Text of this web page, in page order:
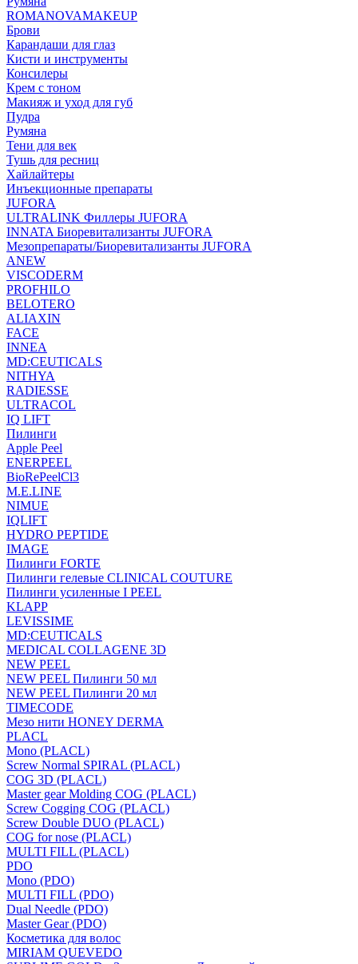
ROMANOVAMAKEUP
Брови
Карандаши для глаз
Кисти и инструменты
Консилеры
Крем с тоном
Макияж и уход для губ
Пудра
Румяна
Тени для век
Тушь для ресниц
Хайлайтеры
Инъекционные препараты
JUFORA
ULTRALINK Филлеры JUFORA
INNATA Биоревитализанты JUFORA
Мезопрепараты/Биоревитализанты JUFORA
ANEW
VISCODERM
PROFHILO
BELOTERO
ALIAXIN
FACE
INNEA
MD:CEUTICALS
NITHYA
RADIESSE
ULTRACOL
IQ LIFT
Пилинги
Apple Peel
ENERPEEL
BioRePeelCl3
M.E.LINE
NIMUE
IQLIFT
HYDRO PEPTIDE
IMAGE
Пилинги FORTE
Пилинги гелевые CLINICAL COUTURE
Пилинги усиленные I PEEL
KLAPP
LEVISSIME
MD:CEUTICALS
MEDICAL COLLAGENE 3D
NEW PEEL
NEW PEEL Пилинги 50 мл
NEW PEEL Пилинги 20 мл
TIMECODE
Мезо нити HONEY DERMA
PLACL
Mono (PLACL)
Screw Normal SPIRAL (PLACL)
COG 3D (PLACL)
Master gear Molding COG (PLACL)
Screw Cogging COG (PLACL)
Screw Double DUO (PLACL)
COG for nose (PLACL)
MULTI FILL (PLACL)
PDO
Mono (PDO)
MULTI FILL (PDO)
Dual Needle (PDO)
Master Gear (PDO)
Косметика для волос
MIRIAM QUEVEDO